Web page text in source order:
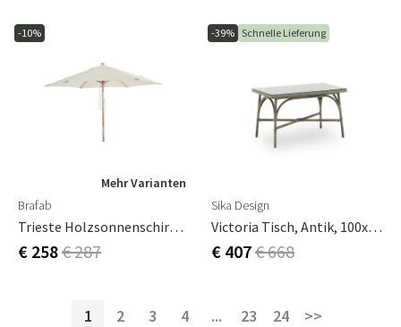
-10%
Mehr Varianten
Brafab
Trieste Holzsonnenschirm 2,5 M/natur
€ 258€ 287
-39% Schnelle Lieferung
Sika Design
Victoria Tisch, Antik, 100x60 Cm
€ 407€ 668
1 2 3 4 ... 23 24 >>